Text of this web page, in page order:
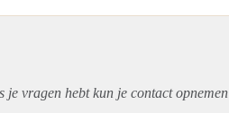
vragen hebt kun je contact opnemen